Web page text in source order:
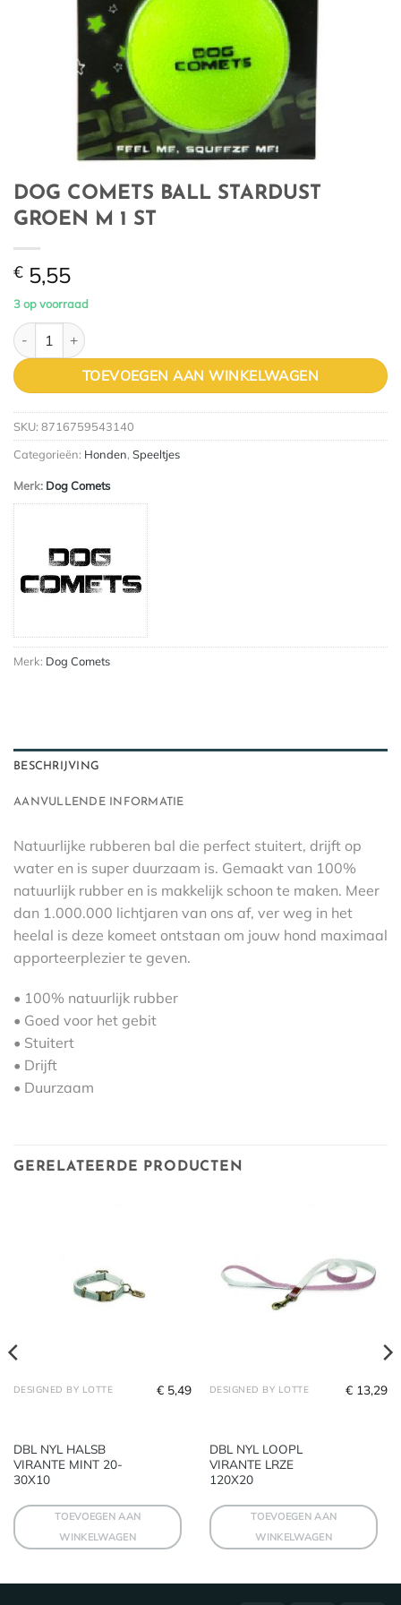
DOG COMETS BALL STARDUST
GROEN M 1 ST
€ 5,55
3 op voorraad
DOG COMETS BALL STARDUST GROEN M 1 ST aantal
TOEVOEGEN AAN WINKELWAGEN
SKU: 8716759543140
Categorieën: Honden, Speeltjes
Merk: Dog Comets
Merk: Dog Comets
BESCHRIJVING
AANVULLENDE INFORMATIE
Natuurlijke rubberen bal die perfect stuitert, drijft op
water en is super duurzaam is. Gemaakt van 100%
natuurlijk rubber en is makkelijk schoon te maken. Meer
dan 1.000.000 lichtjaren van ons af, ver weg in het
heelal is deze komeet ontstaan om jouw hond maximaal
apporteerplezier te geven.
• 100% natuurlijk rubber
• Goed voor het gebit
• Stuitert
• Drijft
• Duurzaam
GERELATEERDE PRODUCTEN
DESIGNED BY LOTTE
DBL NYL HALSB
VIRANTE MINT 20-
30X10
€ 5,49
TOEVOEGEN AAN
WINKELWAGEN
DESIGNED BY LOTTE
DBL NYL LOOPL
VIRANTE LRZE
120X20
€ 13,29
TOEVOEGEN AAN
WINKELWAGEN